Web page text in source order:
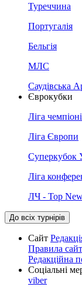
Туреччина
Португалія
Бельгія
МЛС
Саудівська
Єврокубки
Ліга
Ліга Європи
Ліга
ЛЧ - Top
До всіх турнірів
Сайт
Правила
Редакційна
Соціальні
viber